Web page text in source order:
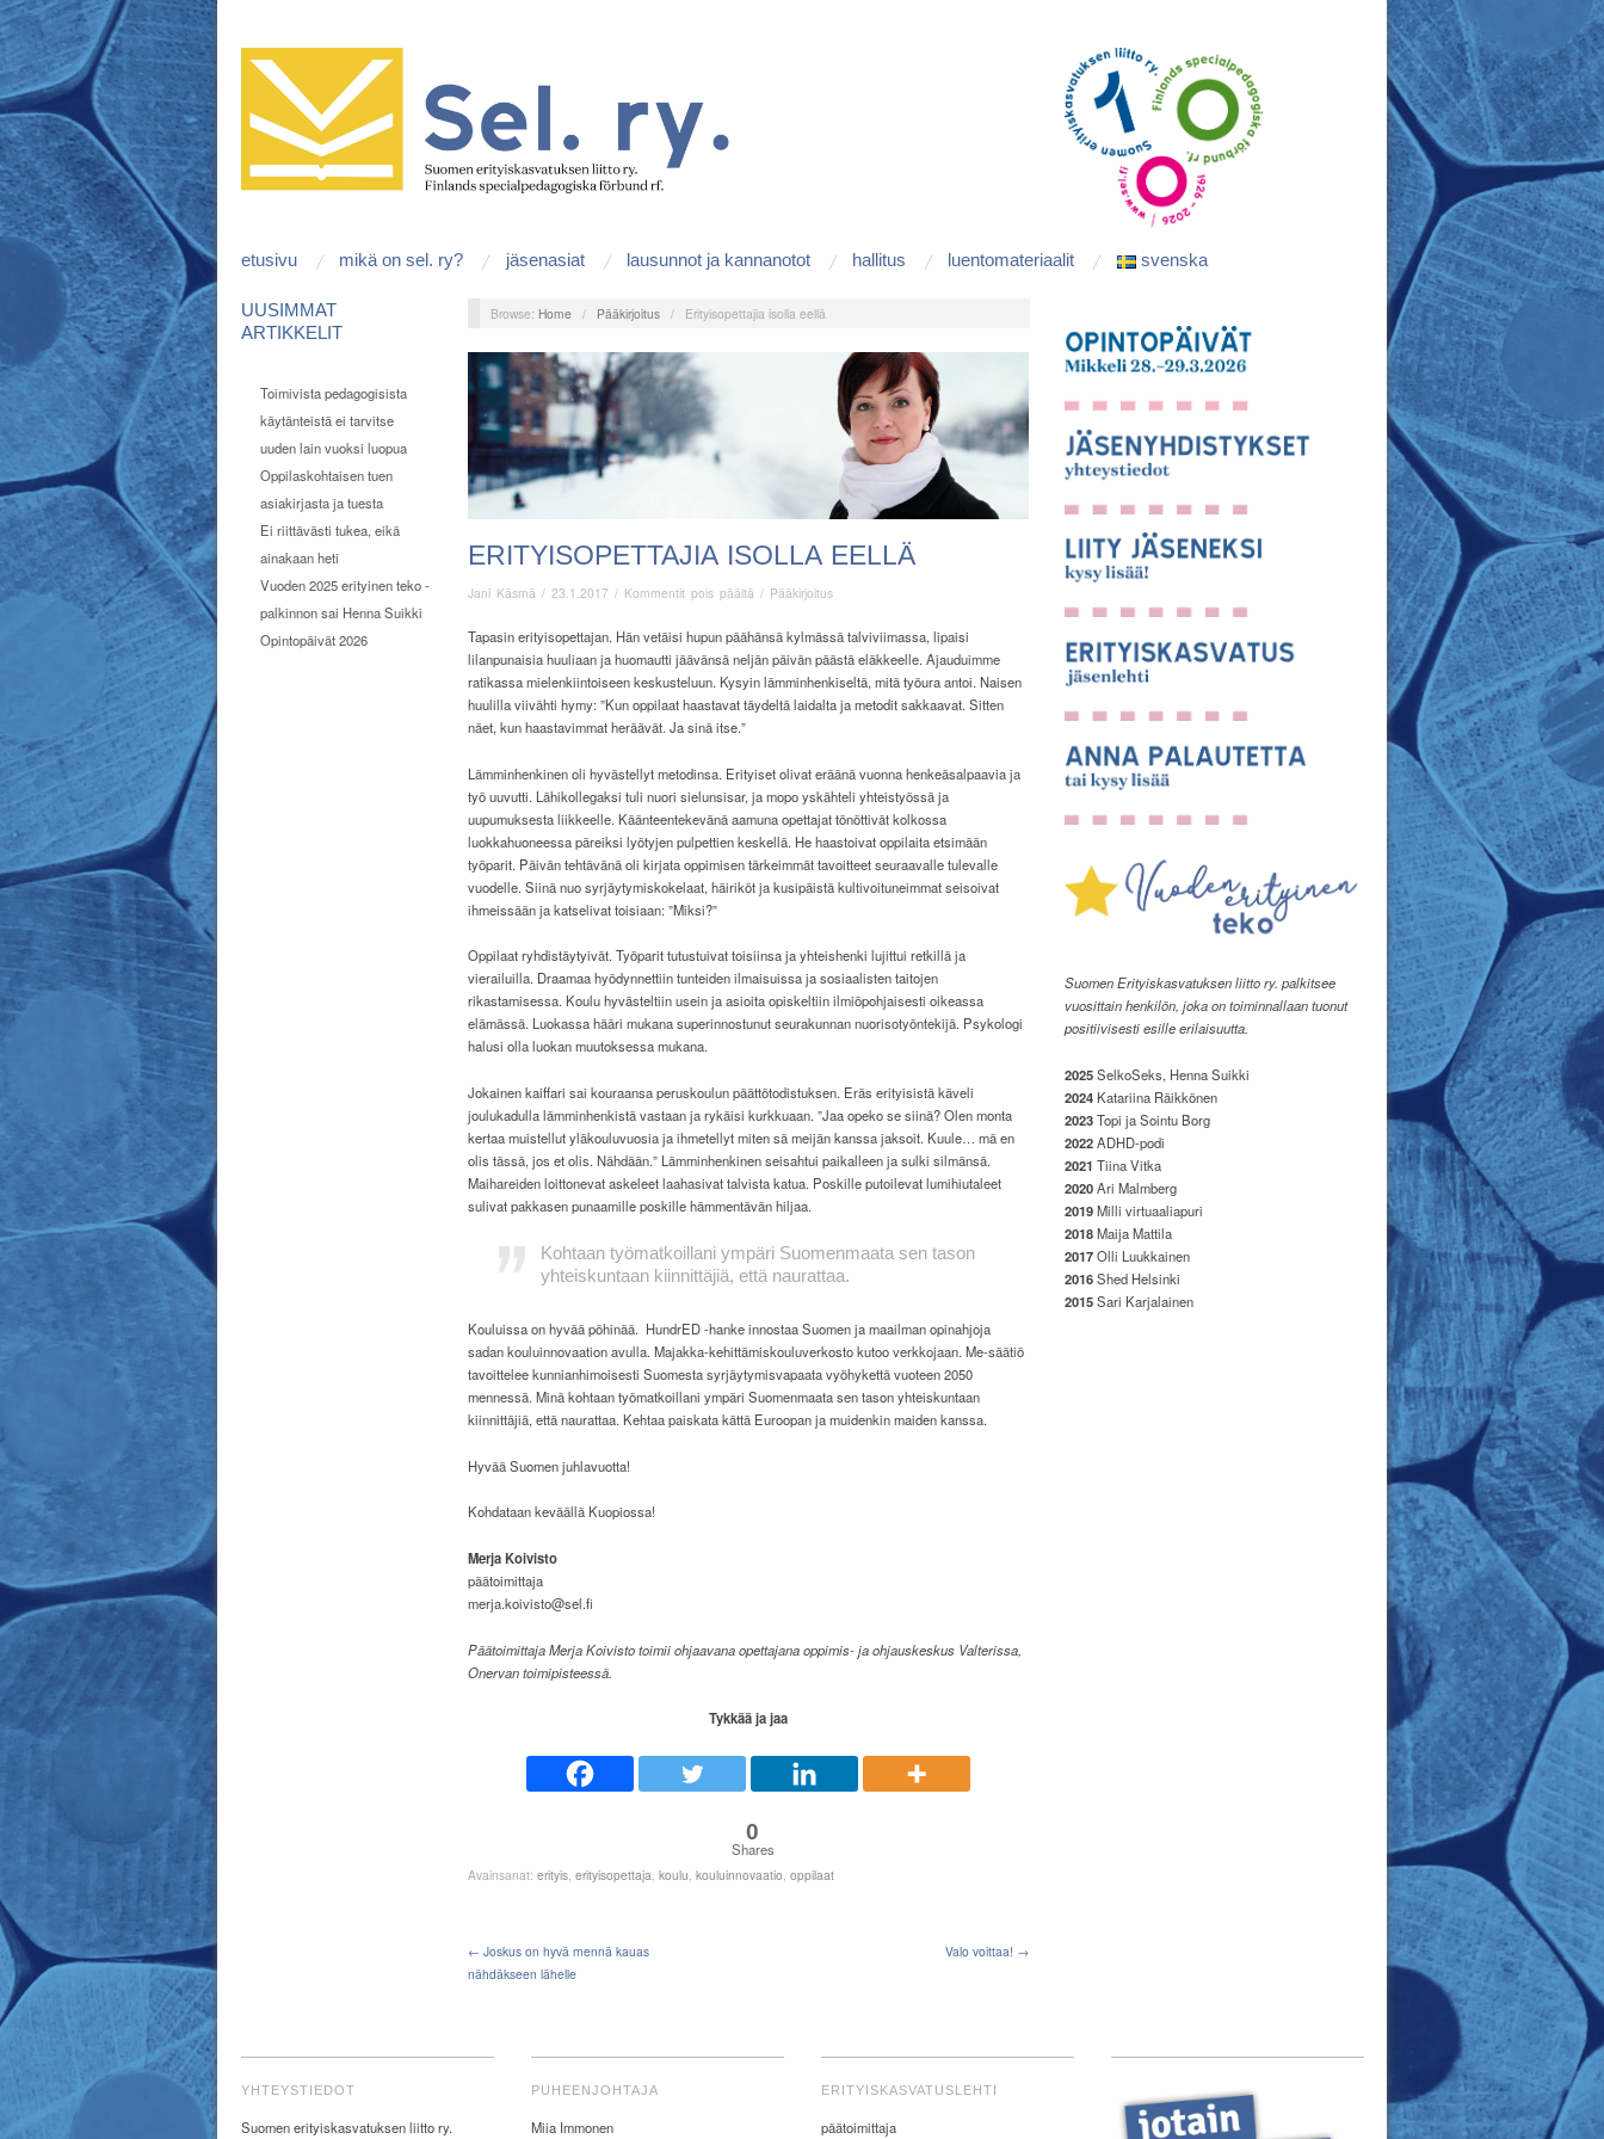
etusivu mikä on sel. ry? jäsenasiat lausunnot ja kannanotot hallitus luentomateriaalit svenska
UUSIMMAT
ARTIKKELIT
Toimivista pedagogisista
käytänteistä ei tarvitse
uuden lain vuoksi luopua
Oppilaskohtaisen tuen
asiakirjasta ja tuesta
Ei riittävästi tukea, eikä
ainakaan heti
Vuoden 2025 erityinen teko -
palkinnon sai Henna Suikki
Opintopäivät 2026
Browse: Home / Pääkirjoitus / Erityisopettajia isolla eellä
ERITYISOPETTAJIA ISOLLA EELLÄ
Jani Käsmä / 23.1.2017 / Kommentit pois päältä artikkelissa
isolla
eellä
/ Pääkirjoitus
Tapasin erityisopettajan. Hän vetäisi hupun päähänsä kylmässä talviviimassa, lipaisi
lilanpunaisia huuliaan ja huomautti jäävänsä neljän päivän päästä eläkkeelle. Ajauduimme
ratikassa mielenkiintoiseen keskusteluun. Kysyin lämminhenkiseltä, mitä työura antoi. Naisen
huulilla viivähti hymy: ”Kun oppilaat haastavat täydeltä laidalta ja metodit sakkaavat. Sitten
näet, kun haastavimmat heräävät. Ja sinä itse.”
Lämminhenkinen oli hyvästellyt metodinsa. Erityiset olivat eräänä vuonna henkeäsalpaavia ja
työ uuvutti. Lähikollegaksi tuli nuori sielunsisar, ja mopo yskähteli yhteistyössä ja
uupumuksesta liikkeelle. Käänteentekevänä aamuna opettajat tönöttivät kolkossa
luokkahuoneessa päreiksi lyötyjen pulpettien keskellä. He haastoivat oppilaita etsimään
työparit. Päivän tehtävänä oli kirjata oppimisen tärkeimmät tavoitteet seuraavalle tulevalle
vuodelle. Siinä nuo syrjäytymiskokelaat, häiriköt ja kusipäistä kultivoituneimmat seisoivat
ihmeissään ja katselivat toisiaan: ”Miksi?”
Oppilaat ryhdistäytyivät. Työparit tutustuivat toisiinsa ja yhteishenki lujittui retkillä ja
vierailuilla. Draamaa hyödynnettiin tunteiden ilmaisuissa ja sosiaalisten taitojen
rikastamisessa. Koulu hyvästeltiin usein ja asioita opiskeltiin ilmiöpohjaisesti oikeassa
elämässä. Luokassa hääri mukana superinnostunut seurakunnan nuorisotyöntekijä. Psykologi
halusi olla luokan muutoksessa mukana.
Jokainen kaiffari sai kouraansa peruskoulun päättötodistuksen. Eräs erityisistä käveli
joulukadulla lämminhenkistä vastaan ja rykäisi kurkkuaan. ”Jaa opeko se siinä? Olen monta
kertaa muistellut yläkouluvuosia ja ihmetellyt miten sä meijän kanssa jaksoit. Kuule… mä en
olis tässä, jos et olis. Nähdään.” Lämminhenkinen seisahtui paikalleen ja sulki silmänsä.
Maihareiden loittonevat askeleet laahasivat talvista katua. Poskille putoilevat lumihiutaleet
sulivat pakkasen punaamille poskille hämmentävän hiljaa.
Kohtaan työmatkoillani ympäri Suomenmaata sen tason
yhteiskuntaan kiinnittäjiä, että naurattaa.
Kouluissa on hyvää pöhinää. HundrED -hanke innostaa Suomen ja maailman opinahjoja
sadan kouluinnovaation avulla. Majakka-kehittämiskouluverkosto kutoo verkkojaan. Me-säätiö
tavoittelee kunnianhimoisesti Suomesta syrjäytymisvapaata vyöhykettä vuoteen 2050
mennessä. Minä kohtaan työmatkoillani ympäri Suomenmaata sen tason yhteiskuntaan
kiinnittäjiä, että naurattaa. Kehtaa paiskata kättä Euroopan ja muidenkin maiden kanssa.
Hyvää Suomen juhlavuotta!
Kohdataan keväällä Kuopiossa!
Merja Koivisto
päätoimittaja
merja.koivisto@sel.fi
Päätoimittaja Merja Koivisto toimii ohjaavana opettajana oppimis- ja ohjauskeskus Valterissa,
Onervan toimipisteessä.
Tykkää ja jaa
0
Shares
Avainsanat: erityis, erityisopettaja, koulu, kouluinnovaatio, oppilaat
← Joskus on hyvä mennä kauas
nähdäkseen lähelle
Valo voittaa! →
Suomen Erityiskasvatuksen liitto ry. palkitsee
vuosittain henkilön, joka on toiminnallaan tuonut
positiivisesti esille erilaisuutta.
2025SelkoSeks, Henna Suikki
2024 Katariina Räikkönen
2023Topi ja Sointu Borg
2022ADHD-podi
2021 Tiina Vitka
2020Ari Malmberg
2019Milli virtuaaliapuri
2018Maija Mattila
2017Olli Luukkainen
2016Shed Helsinki
2015Sari Karjalainen
YHTEYSTIEDOT
Suomen erityiskasvatuksen liitto ry.
PUHEENJOHTAJA
Miia Immonen
ERITYISKASVATUSLEHTI
päätoimittaja